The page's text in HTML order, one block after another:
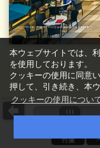
本ウェブサイトでは、
を使用しております。
クッキーの使用に同意
押して、引き続き、本
クッキーの使用につい
付箋